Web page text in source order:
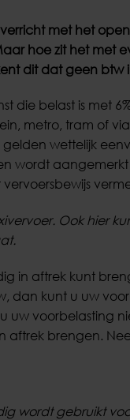
verricht met het
hoe zit het met
dit dat geen
die belast is met
metro, tram of
wettelijk
wordt
Ook hier
in aftrek kunt
dan kunt u uw
uw voorbelasting
aftrek brengen.
wordt gebruikt